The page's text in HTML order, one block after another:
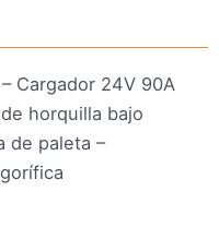
Cargador 24V 90A
horquilla bajo
de paleta –